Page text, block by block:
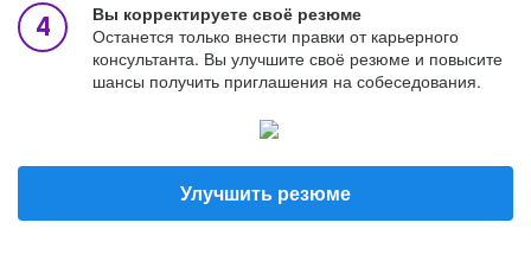
Вы корректируете своё резюме
Останется только внести правки от карьерного
консультанта. Вы улучшите своё резюме и повысите
шансы получить приглашения на собеседования.
Улучшить резюме